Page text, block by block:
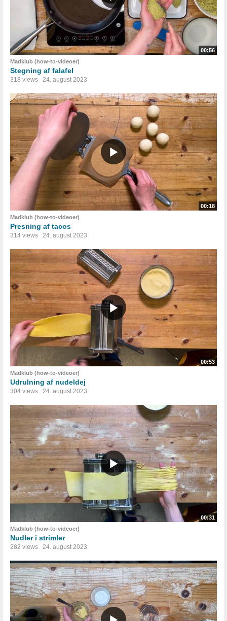
00:56
Madklub (how-to-videoer)
Stegning af falafel
318 views 24. august 2023
00:18
Madklub (how-to-videoer)
Presning af tacos
314 views 24. august 2023
00:53
Madklub (how-to-videoer)
Udrulning af nudeldej
304 views 24. august 2023
00:31
Madklub (how-to-videoer)
Nudler i strimler
282 views 24. august 2023